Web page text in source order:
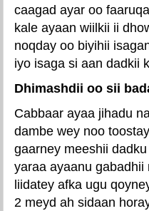
caagad ayar oo
kale ayaan wiilkii ii
noqday oo biyihii
iyo isaga si aan dadkii
Dhimashdii oo sii
Cabbaar ayaa jihadu
dambe wey noo
gaarney meeshii
yaraa ayaanu
liidatey afka ugu
2 meyd ah sidaan